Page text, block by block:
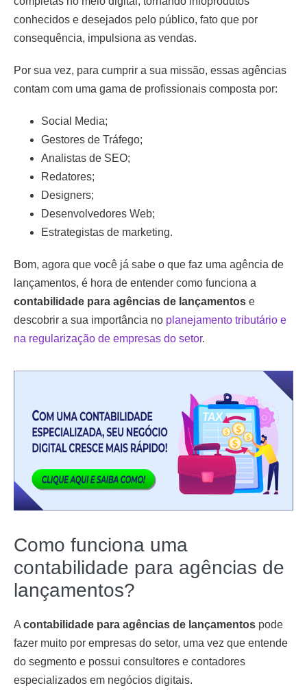
conhecidos e desejados pelo público, fato que por
consequência, impulsiona as vendas.
Por sua vez, para cumprir a sua missão, essas agências
contam com uma gama de profissionais composta por:
Social Media;
Gestores de Tráfego;
Analistas de SEO;
Redatores;
Designers;
Desenvolvedores Web;
Estrategistas de marketing.
Bom, agora que você já sabe o que faz uma agência de
lançamentos, é hora de entender como funciona a
contabilidade para agências de lançamentos e
descobrir a sua importância no planejamento tributário e
na regularização de empresas do setor.
Como funciona uma
contabilidade para agências de
lançamentos?
A contabilidade para agências de lançamentos pode
fazer muito por empresas do setor, uma vez que entende
do segmento e possui consultores e contadores
especializados em negócios digitais.